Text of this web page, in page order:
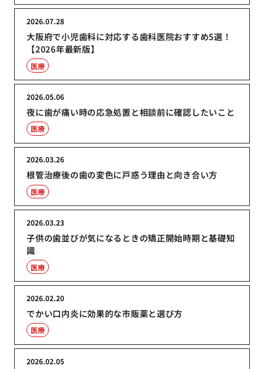
大阪府で小児歯科に対応する歯科医院おすすめ5選！
【2026年最新版】
2026.07.28
医療
夜に歯が痛い時の応急処置と相談前に確認したいこと
2026.05.06
医療
根管治療後の歯の変色に戸惑う理由と向き合い方
2026.03.26
医療
子供の歯並びが気になるときの矯正開始時期と基礎知
識
2026.03.23
医療
でかい口内炎に効果的な市販薬と選び方
2026.02.20
医療
2026.02.05